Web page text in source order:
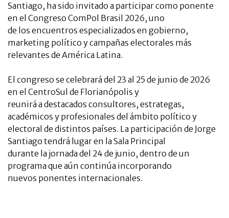
Santiago, ha sido invitado a participar como ponente
en el Congreso ComPol Brasil 2026, uno
de los encuentros especializados en gobierno,
marketing político y campañas electorales más
relevantes de América Latina.
El congreso se celebrará del 23 al 25 de junio de 2026
en el CentroSul de Florianópolis y
reunirá a destacados consultores, estrategas,
académicos y profesionales del ámbito político y
electoral de distintos países. La participación de Jorge
Santiago tendrá lugar en la Sala Principal
durante la jornada del 24 de junio, dentro de un
programa que aún continúa incorporando
nuevos ponentes internacionales.